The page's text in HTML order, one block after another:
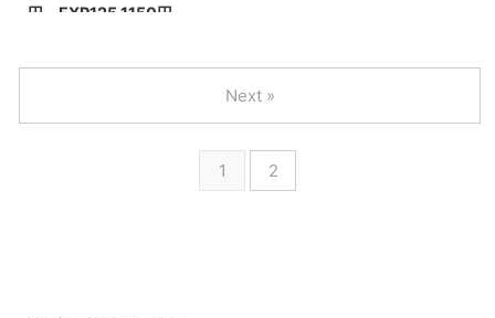
円、EXP125 1150円
1 2
Next »